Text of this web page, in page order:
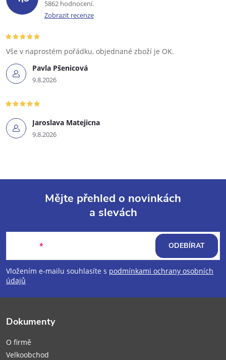
5862 hodnocení
Zobrazit recenze
Pavla Pšenicová
9.8.2026
Vše v naprostém pořádku, objednané zboží je OK.
Jaroslava Matejicna
9.8.2026
p
a
Mějte přehled o novinkách
a slevách
Vložením e-mailu souhlasíte s podmínkami ochrany osobních
údajů
ODEBÍRAT
Dokumenty
O firmě
Velkoobchod